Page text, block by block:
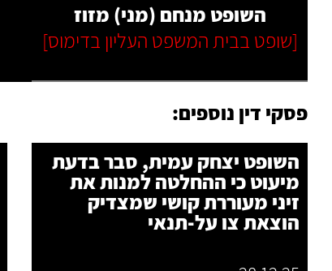
השופט מנחם (מני) מזוז
[שופט בבית המשפט העליון בדימוס]
פסקי דין נוספים:
השופט יצחק עמית, סבר בדעת
מיעוט כי ההחלטה למנות את
זיני מעוררת קושי שמצדיק
הוצאת צו על-תנאי